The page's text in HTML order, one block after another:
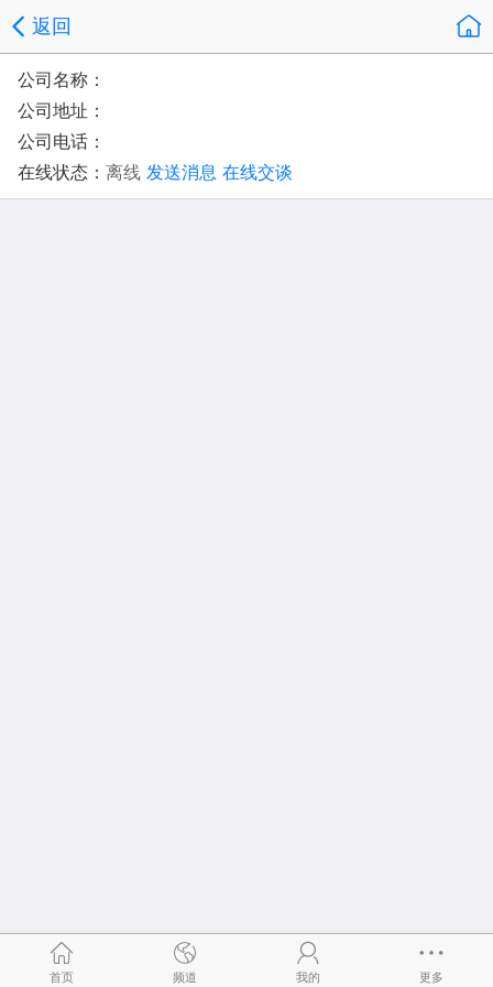
返回
公司名称：
公司地址：
公司电话：
在线状态： 离线 发送消息 在线交谈
首页 频道 我的 更多